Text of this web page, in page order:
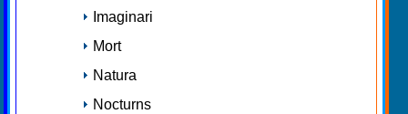
Imaginari
Mort
Natura
Nocturns